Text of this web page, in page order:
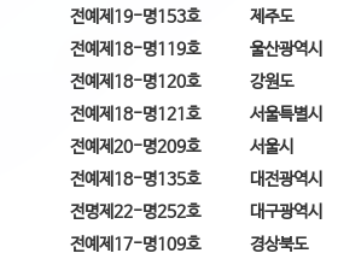
전예제19-명153호
제주도
전예제18-명119호
울산광역시
전예제18-명120호
강원도
전예제18-명121호
서울특별시
전예제20-명209호
서울시
전예제18-명135호
대전광역시
전명제22-명252호
대구광역시
전예제17-명109호
경상북도